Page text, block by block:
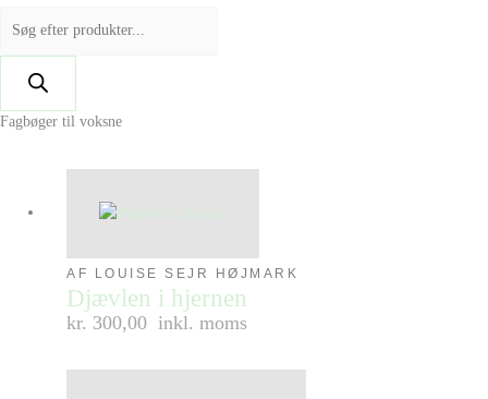
Fagbøger til voksne
AF LOUISE SEJR HØJMARK
Djævlen i hjernen
kr. 300,00 inkl. moms